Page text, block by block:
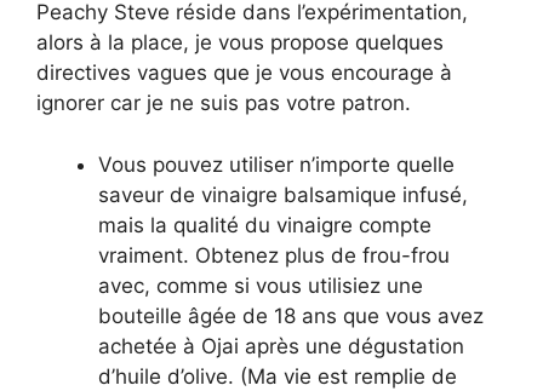
Peachy Steve réside dans l’expérimentation,
alors à la place, je vous propose quelques
directives vagues que je vous encourage à
ignorer car je ne suis pas votre patron.
Vous pouvez utiliser n’importe quelle
saveur de vinaigre balsamique infusé,
mais la qualité du vinaigre compte
vraiment. Obtenez plus de frou-frou
avec, comme si vous utilisiez une
bouteille âgée de 18 ans que vous avez
achetée à Ojai après une dégustation
d’huile d’olive. (Ma vie est remplie de